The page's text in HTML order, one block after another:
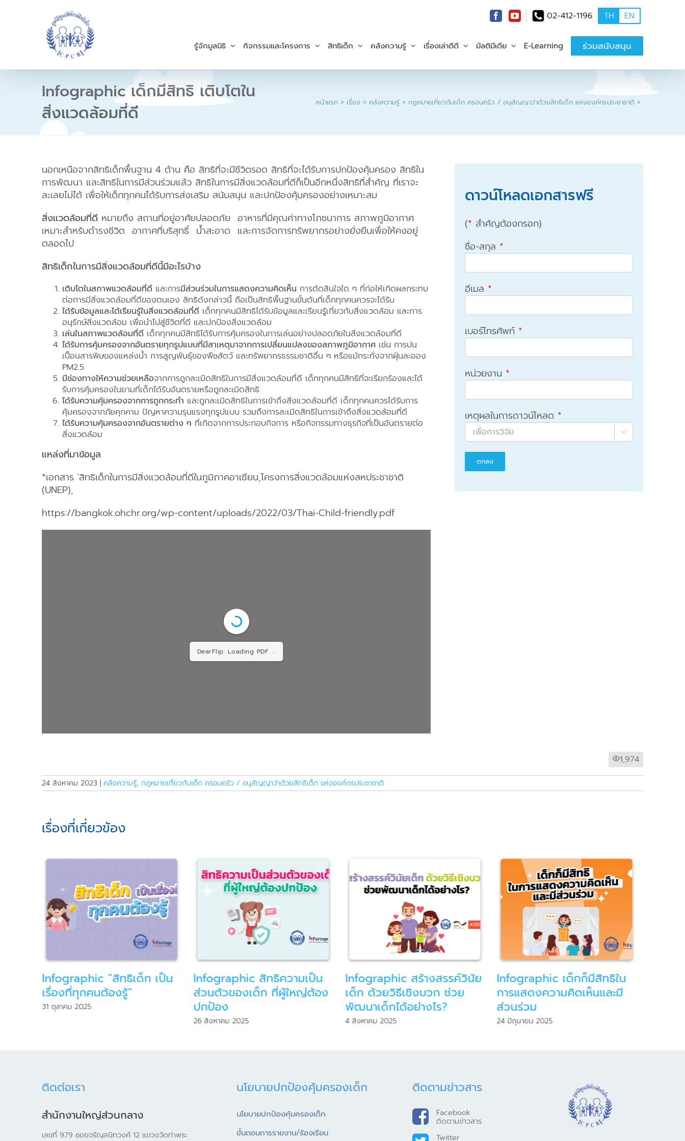
c
t
02-412-1196 TH EN
รู้จักมูลนิธิ กิจกรรมและโครงการ สิทธิเด็ก คลังความรู้ เรื่องเล่าดีดี มัลติมีเดีย E-Learning ร่วมสนับสนุน
Infographic เด็กมีสิทธิ เติบโตใน
สิ่งแวดล้อมที่ดี
หน้าแรก เรื่อง คลังความรู้ กฎหมายเกี่ยวกับเด็ก ครอบครัว / อนุสัญญาว่าด้วยสิทธิเด็ก แห่งองค์กรประชาชาติ
นอกเหนือจากสิทธิเด็กพื้นฐาน 4 ด้าน คือ สิทธิที่จะมีชีวิตรอด สิทธิที่จะได้รับการปกป้องคุ้มครอง สิทธิใน
การพัฒนา และสิทธิในการมีส่วนร่วมแล้ว สิทธิในการมีสิ่งแวดล้อมที่ดีก็เป็นอีกหนึ่งสิทธิที่สำคัญ ที่เราจะ
ละเลยไม่ได้ เพื่อให้เด็กทุกคนได้รับการส่งเสริม สนับสนุน และปกป้องคุ้มครองอย่างเหมาะสม
สิ่งแวดล้อมที่ดี หมายถึง สถานที่อยู่อาศัยปลอดภัย อาหารที่มีคุณค่าทางโภชนาการ สภาพภูมิอากาศ
เหมาะสำหรับดำรงชีวิต อากาศที่บริสุทธิ์ น้ำสะอาด และการจัดการทรัพยากรอย่างยั่งยืนเพื่อให้คงอยู่
ตลอดไป
สิทธิเด็กในการมีสิ่งแวดล้อมที่ดีนี้มีอะไรบ้าง
เติบโตในสภาพแวดล้อมที่ดี และการมีส่วนร่วมในการแสดงความคิดเห็น การตัดสินใจใด ๆ ที่ก่อให้เกิดผลกระทบ
ต่อการมีสิ่งแวดล้อมที่ดีของตนเอง สิทธิดังกล่าวนี้ ถือเป็นสิทธิพื้นฐานขั้นต้นที่เด็กทุกคนควรจะได้รับ
ได้รับข้อมูลและได้เรียนรู้ในสิ่งแวดล้อมที่ดี เด็กทุกคนมีสิทธิได้รับข้อมูลและเรียนรู้เกี่ยวกับสิ่งแวดล้อม และการ
อนุรักษ์สิ่งแวดล้อม เพื่อนำไปสู่ชีวิตที่ดี และปกป้องสิ่งแวดล้อม
เล่นในสภาพแวดล้อมที่ดี เด็กทุกคนมีสิทธิได้รับการคุ้มครองในการเล่นอย่างปลอดภัยในสิ่งแวดล้อมที่ดี
ได้รับการคุ้มครองจากอันตรายทุกรูปแบบที่มีสาเหตุมาจากการเปลี่ยนแปลงของสภาพภูมิอากาศเช่น การปน
เปื้อนสารพิษของแหล่งน้ำ การสูญพันธุ์ของพืชสัตว์ และทรัพยากรธรรมชาติอื่น ๆ หรือแม้กระทั่งจากฝุ่นละออง
PM2.5
มีช่องทางให้ความช่วยเหลือจากการถูกละเมิดสิทธิในการมีสิ่งแวดล้อมที่ดี เด็กทุกคนมีสิทธิที่จะเรียกร้องและได้
รับการคุ้มครองในยามที่เด็กได้รับอันตรายหรือถูกละเมิดสิทธิ
ได้รับความคุ้มครองจากการถูกกระทำ และถูกละเมิดสิทธิในการเข้าถึงสิ่งแวดล้อมที่ดี เด็กทุกคนควรได้รับการ
คุ้มครองจากภัยคุกคาม ปัญหาความรุนแรงทุกรูปแบบ รวมถึงการละเมิดสิทธิในการเข้าถึงสิ่งแวดล้อมที่ดี
ได้รับความคุ้มครองจากอันตรายต่าง ๆ ที่เกิดจากการประกอบกิจการ หรือกิจกรรมทางธุรกิจที่เป็นอันตรายต่อ
สิ่งแวดล้อม
แหล่งที่มาข้อมูล
*เอกสาร 'สิทธิเด็กในการมีสิ่งแวดล้อมที่ดีในภูมิภาคอาเซียน,โครงการสิ่งแวดล้อมแห่งสหประชาชาติ
(UNEP),
https://bangkok.ohchr.org/wp-content/uploads/2022/03/Thai-Child-friendly.pdf
DearFlip: Loading PDF ...
ดาวน์โหลดเอกสารฟรี
(* สำคัญต้องกรอก)
ชื่อ-สกุล *
อีเมล *
เบอร์โทรศัพท์ *
หน่วยงาน *
เหตุผลในการดาวน์โหลด *

1,974
24 สิงหาคม 2023 | คลังความรู้, กฎหมายเกี่ยวกับเด็ก ครอบครัว / อนุสัญญาว่าด้วยสิทธิเด็ก แห่งองค์กรประชาชาติ
เรื่องที่เกี่ยวข้อง
Infographic “สิทธิเด็ก เป็น
เรื่องที่ทุกคนต้องรู้”
31 ตุลาคม 2025
Infographic สิทธิความเป็น
ส่วนตัวของเด็ก ที่ผู้ใหญ่ต้อง
ปกป้อง
26 สิงหาคม 2025
Infographic สร้างสรรค์วินัย
เด็ก ด้วยวิธีเชิงบวก ช่วย
พัฒนาเด็กได้อย่างไร?
4 สิงหาคม 2025
Infographic เด็กก็มีสิทธิใน
การแสดงความคิดเห็นและมี
ส่วนร่วม
24 มิถุนายน 2025
ติดต่อเรา
สำนักงานใหญ่ส่วนกลาง
เลขที่ 979 ซอยจรัญสนิทวงศ์ 12 แขวงวัดท่าพระ
นโยบายปกป้องคุ้มครองเด็ก
นโยบายปกป้องคุ้มครองเด็ก
ขั้นตอนการรายงาน/ร้องเรียน
ติดตามข่าวสาร
Facebook
ติดตามข่าวสาร
Twitter